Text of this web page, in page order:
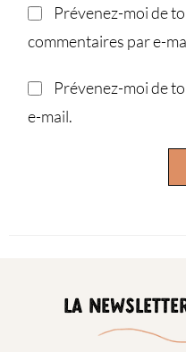
Prévenez-moi de
commentaires par e-
Prévenez-moi de
e-mail.
LA